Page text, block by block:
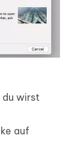
du wirst
auf